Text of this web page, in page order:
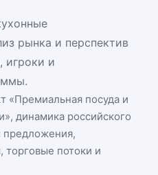
рынка и перспектив
игроки и
«Премиальная посуда и
», динамика российского
предложения,
торговые потоки и